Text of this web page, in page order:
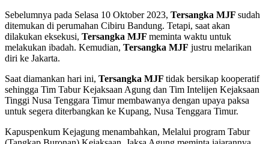
Sebelumnya pada Selasa 10 Oktober 2023, Tersangka MJF sudah
ditemukan di perumahan Cibiru Bandung. Tetapi, saat akan
dilakukan eksekusi, Tersangka MJF meminta waktu untuk
melakukan ibadah. Kemudian, Tersangka MJF justru melarikan
diri ke Jakarta.
Saat diamankan hari ini, Tersangka MJF tidak bersikap kooperatif
sehingga Tim Tabur Kejaksaan Agung dan Tim Intelijen Kejaksaan
Tinggi Nusa Tenggara Timur membawanya dengan upaya paksa
untuk segera diterbangkan ke Kupang, Nusa Tenggara Timur.
Kapuspenkum Kejagung menambahkan, Melalui program Tabur